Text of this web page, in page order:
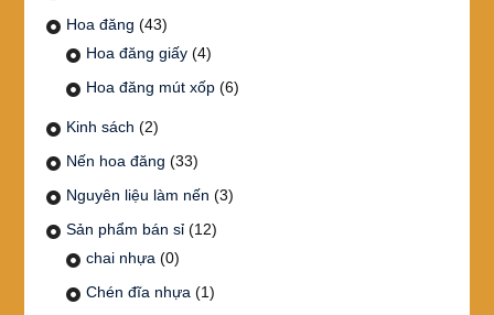
Hoa đăng (43)
Hoa đăng giấy (4)
Hoa đăng mút xốp (6)
Kinh sách (2)
Nến hoa đăng (33)
Nguyên liệu làm nến (3)
Sản phẩm bán sỉ (12)
chai nhựa (0)
Chén đĩa nhựa (1)